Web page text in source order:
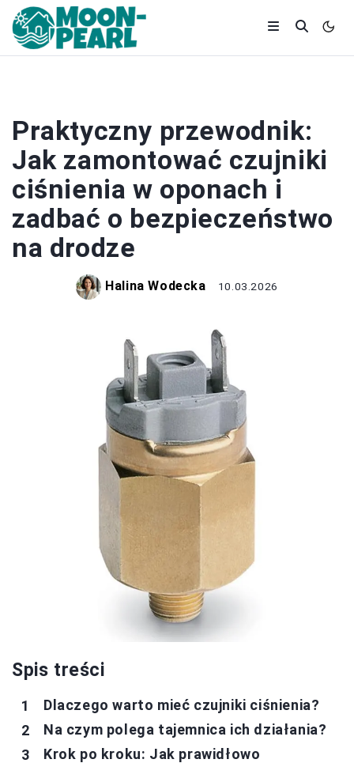
Praktyczny przewodnik:
Jak zamontować czujniki
ciśnienia w oponach i
zadbać o bezpieczeństwo
na drodze
Halina Wodecka 10.03.2026
Spis treści
Dlaczego warto mieć czujniki ciśnienia?
Na czym polega tajemnica ich działania?
Krok po kroku: Jak prawidłowo